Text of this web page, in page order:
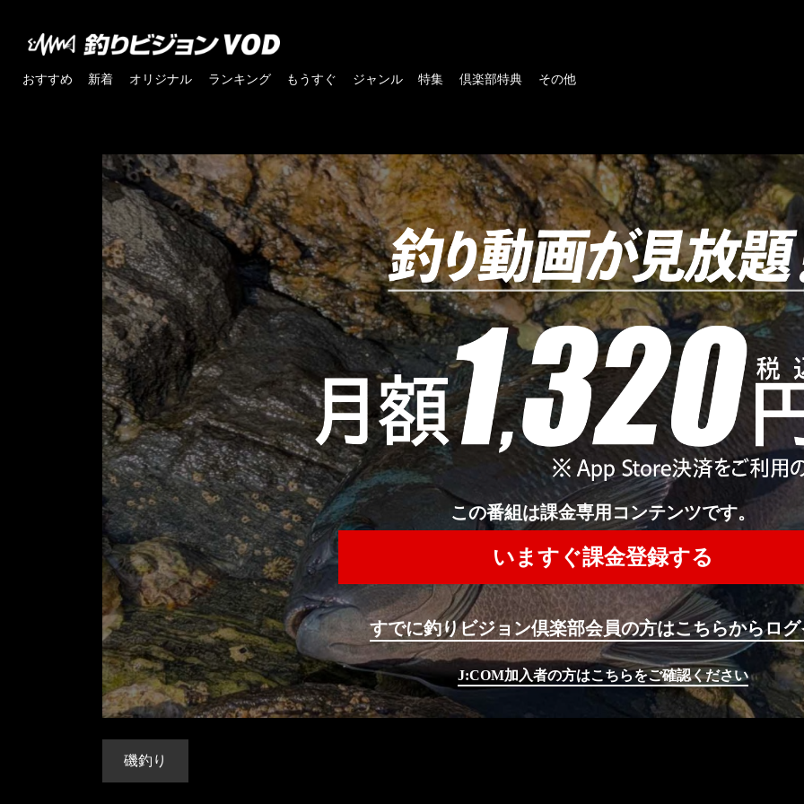
おすすめ 新着 オリジナル ランキング もうすぐ ジャンル 特集 倶楽部特典 その他
この番組は課金専用コンテンツです。
いますぐ課金登録する
すでに釣りビジョン倶楽部会員の方はこちらからロ
J:COM加入者の方はこちらをご確認ください
磯釣り